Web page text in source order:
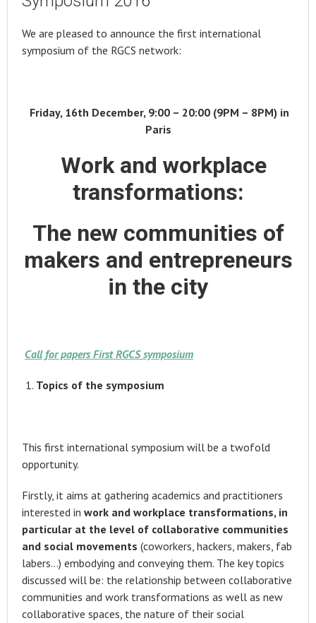
We are pleased to announce the first international
symposium of the RGCS network:
Friday, 16th December, 9:00 – 20:00 (9PM – 8PM) in
Paris
Work and workplace
transformations:
The new communities of
makers and entrepreneurs
in the city
Call for papers First RGCS symposium
Topics of the symposium
This first international symposium will be a twofold
opportunity.
Firstly, it aims at gathering academics and practitioners
interested in work and workplace transformations, in
particular at the level of collaborative communities
and social movements (coworkers, hackers, makers, fab
labers…) embodying and conveying them. The key topics
discussed will be: the relationship between collaborative
communities and work transformations as well as new
collaborative spaces, the nature of their social